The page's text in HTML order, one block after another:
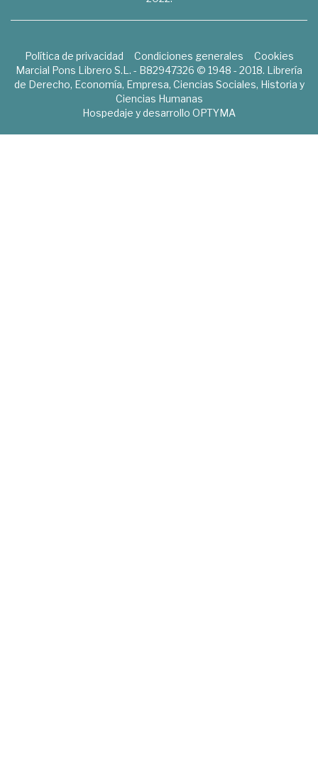
Política de privacidad Condiciones generales
Cookies
Marcial Pons Librero S.L. - B82947326 © 1948 - 2018. Librería
de Derecho, Economía, Empresa, Ciencias Sociales, Historia y
Ciencias Humanas
Hospedaje y desarrollo OPTYMA